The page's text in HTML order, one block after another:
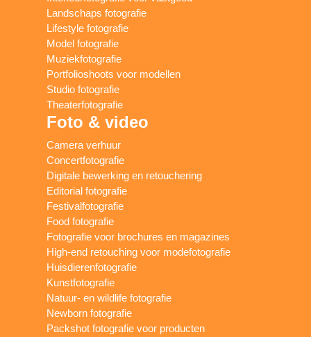
Landschaps fotografie
Lifestyle fotografie
Model fotografie
Muziekfotografie
Portfolioshoots voor modellen
Studio fotografie
Theaterfotografie
Foto & video
Camera verhuur
Concertfotografie
Digitale bewerking en retouchering
Editorial fotografie
Festivalfotografie
Food fotografie
Fotografie voor brochures en magazines
High-end retouching voor modefotografie
Huisdierenfotografie
Kunstfotografie
Natuur- en wildlife fotografie
Newborn fotografie
Packshot fotografie voor producten